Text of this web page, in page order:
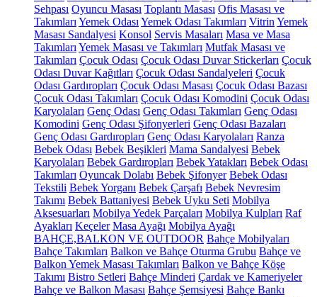
Sehpası Oyuncu Masası Toplantı Masası Ofis Masası ve
Takımları Yemek Odası Yemek Odası Takımları Vitrin Yemek
Masası Sandalyesi Konsol Servis Masaları Masa ve Masa
Takımları Yemek Masası ve Takımları Mutfak Masası ve
Takımları Çocuk Odası Çocuk Odası Duvar Stickerları Çocuk
Odası Duvar Kağıtları Çocuk Odası Sandalyeleri Çocuk
Odası Gardıropları Çocuk Odası Masası Çocuk Odası Bazası
Çocuk Odası Takımları Çocuk Odası Komodini Çocuk Odası
Karyolaları Genç Odası Genç Odası Takımları Genç Odası
Komodini Genç Odası Şifonyerleri Genç Odası Bazaları
Genç Odası Gardıropları Genç Odası Karyolaları Ranza
Bebek Odası Bebek Beşikleri Mama Sandalyesi Bebek
Karyolaları Bebek Gardıropları Bebek Yatakları Bebek Odası
Takımları Oyuncak Dolabı Bebek Şifonyer Bebek Odası
Tekstili Bebek Yorganı Bebek Çarşafı Bebek Nevresim
Takımı Bebek Battaniyesi Bebek Uyku Seti Mobilya
Aksesuarları Mobilya Yedek Parçaları Mobilya Kulpları Raf
Ayakları Keçeler Masa Ayağı Mobilya Ayağı
BAHÇE,BALKON VE OUTDOOR Bahçe Mobilyaları
Bahçe Takımları Balkon ve Bahçe Oturma Grubu Bahçe ve
Balkon Yemek Masası Takımları Balkon ve Bahçe Köşe
Takımı Bistro Setleri Bahçe Minderi Çardak ve Kameriyeler
Bahçe ve Balkon Masası Bahçe Şemsiyesi Bahçe Bankı